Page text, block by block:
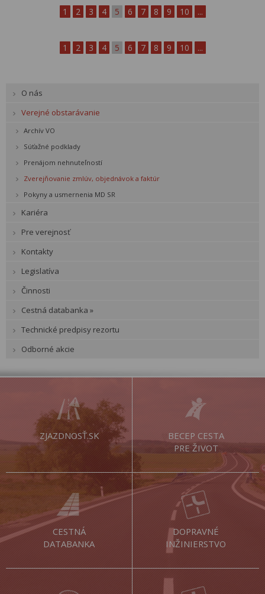
1 2 3 4 5 6 7 8 9 10 ...
1 2 3 4 5 6 7 8 9 10 ...
O nás
Verejné obstarávanie
Archív VO
Súťažné podklady
Prenájom nehnuteľností
Zverejňovanie zmlúv, objednávok a faktúr
Pokyny a usmernenia MD SR
Kariéra
Pre verejnosť
Kontakty
Legislatíva
Činnosti
Cestná databanka »
Technické predpisy rezortu
Odborné akcie
ZJAZDNOSŤ.SK
BECEP CESTA
PRE ŽIVOT
CESTNÁ
DATABANKA
DOPRAVNÉ
INŽINIERSTVO